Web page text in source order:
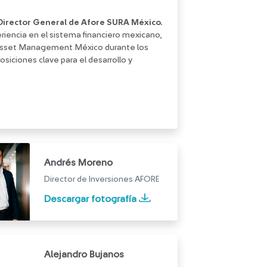
General de Afore SURA México.
en el sistema financiero mexicano,
Management México durante los
clave para el desarrollo y
Andrés Moreno
Director de Inversiones AFORE
Descargar fotografía
Alejandro Bujanos